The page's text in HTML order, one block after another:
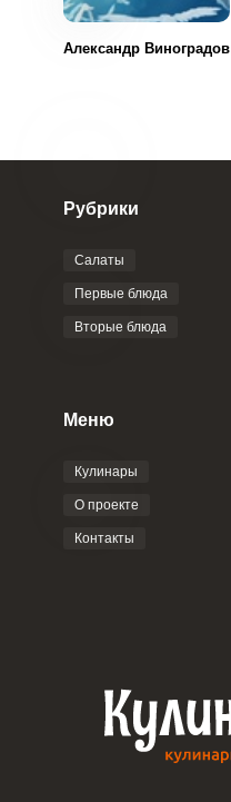
Александр Виноградов
Рубрики
Салаты
Первые блюда
Вторые блюда
Меню
Кулинары
О проекте
Контакты